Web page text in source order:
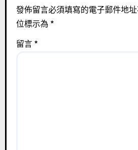
發佈留言必須填寫的電子郵件地址
位標示為 *
留言 *